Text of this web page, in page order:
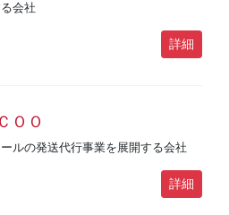
会社
詳細
ＯＯ
ルの発送代行事業を展開する会社
詳細